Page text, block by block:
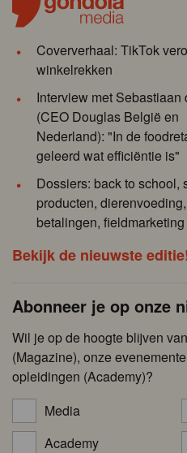
Coververhaal: TikTok
winkelrekken
Interview met Sebastiaan
(CEO Douglas België en
Nederland): "In de
geleerd wat efficiëntie is"
Dossiers: back to school,
producten, dierenvoeding,
betalingen, fieldmarketing
Bekijk de nieuwste
Abonneer je op onze
Wil je op de hoogte blijven
(Magazine), onze
opleidingen (Academy)?
Media
Academy